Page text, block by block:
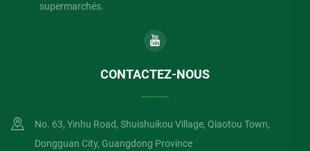
supermarchés.
CONTACTEZ-NOUS
No. 63, Yinhu Road, Shuishuikou Village, Qiaotou Town,
Dongguan City, Guangdong Province